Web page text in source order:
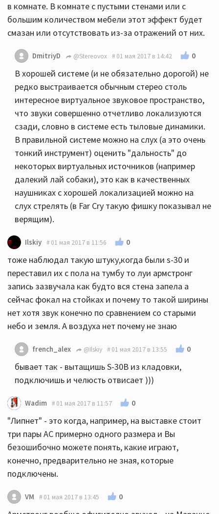
в комнате. В комнате с пустыми стенами или с
большим количеством мебели этот эффект будет
смазан или отсутствовать из-за отражений от них.
DmitriyD @Stereovox 01 мая 2017 в 14:42 0
В хорошей системе (и не обязательно дорогой) не
редко выстраивается обычным стерео столь
интересное виртуальное звуковое пространство,
что звуки совершенно отчетливо локализуются
сзади, словно в системе есть тыловые динамики.
В правильной системе можно на слух (а это очень
тонкий инструмент) оценить "дальность" до
некоторых виртуальных источников (например
далекий лай собаки), это как в качественных
наушниках с хорошей локализацией можно на
слух стрелять (в Far Cry такую фишку показывал не
верящим).
Ilskiy 01 мая 2017 в 11:56 0
тоже наблюдал такую штуку,когда были s-30 и
переставил их с пола на тумбу то луи армстронг
запись зазвучала как будто вся стена запела а
сейчас фокал на стойках и почему то такой ширины
нет хотя звук конечно по сравнением со старыми
небо и земля. А воздуха нет почему не знаю
french_alex @Ilskiy 01 мая 2017 в 13:55 0
бывает так - вытащишь S-30B из кладовки,
подключишь и челюсть отвисает )))
Wadim 01 мая 2017 в 11:57 0
"Липнет" - это когда, например, на выставке стоит
три пары АС примерно одного размера и Вы
безошибочно можете понять, какие играют,
конечно, предварительно не зная, которые
подключены.
VM 01 мая 2017 в 13:45 0